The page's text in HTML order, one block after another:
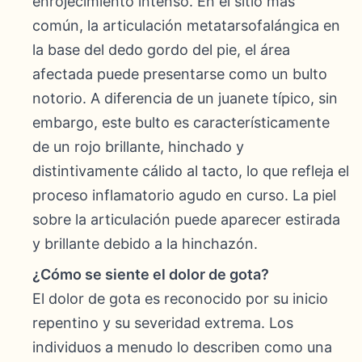
común, la articulación metatarsofalángica en
la base del dedo gordo del pie, el área
afectada puede presentarse como un bulto
notorio. A diferencia de un juanete típico, sin
embargo, este bulto es característicamente
de un rojo brillante, hinchado y
distintivamente cálido al tacto, lo que refleja el
proceso inflamatorio agudo en curso. La piel
sobre la articulación puede aparecer estirada
y brillante debido a la hinchazón.
¿Cómo se siente el dolor de gota?
El dolor de gota es reconocido por su inicio
repentino y su severidad extrema. Los
individuos a menudo lo describen como una